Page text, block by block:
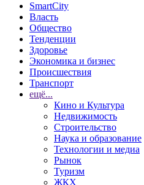
SmartCity
Власть
Общество
Тенденции
Здоровье
Экономика и бизнес
Происшествия
Транспорт
ещё...
Кино и Культура
Недвижимость
Строительство
Наука и образование
Технологии и медиа
Рынок
Туризм
ЖКХ